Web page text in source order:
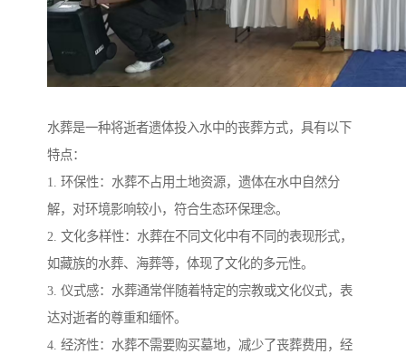
水葬是一种将逝者遗体投入水中的丧葬方式，具有以下
特点：
1. 环保性：水葬不占用土地资源，遗体在水中自然分
解，对环境影响较小，符合生态环保理念。
2. 文化多样性：水葬在不同文化中有不同的表现形式，
如藏族的水葬、海葬等，体现了文化的多元性。
3. 仪式感：水葬通常伴随着特定的宗教或文化仪式，表
达对逝者的尊重和缅怀。
4. 经济性：水葬不需要购买墓地，减少了丧葬费用，经